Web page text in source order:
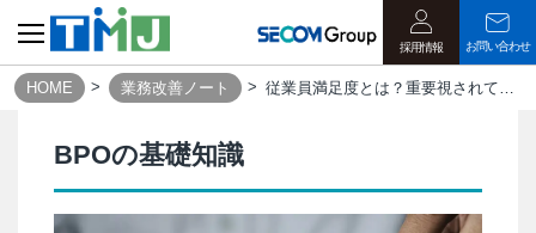
採用情報 お問い合わせ
HOME 業務改善ノート 従業員満足度とは？重要視されている背景と向上に向けた取り組み｜業務改善ノート
BPOの基礎知識